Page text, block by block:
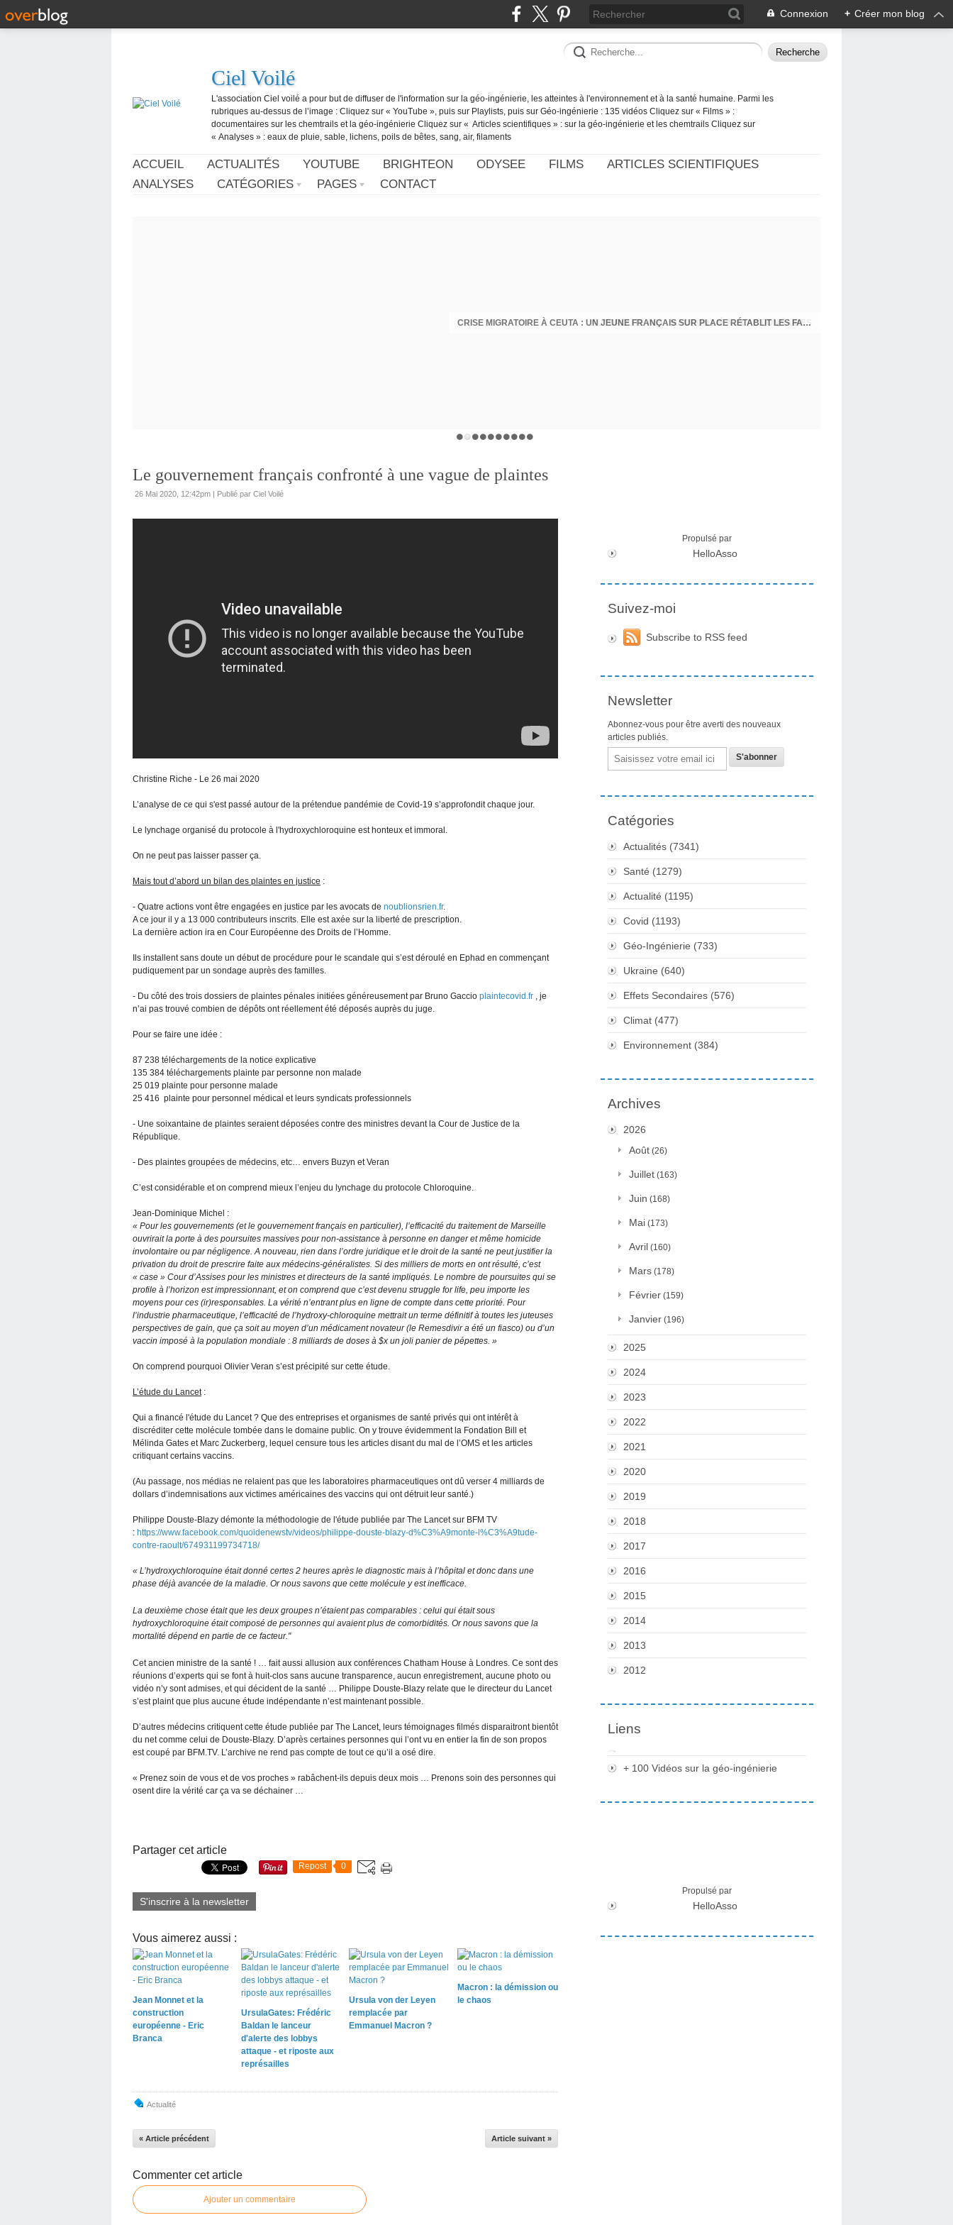
Connexion + Créer mon blog
Ciel Voilé
L'association Ciel voilé a pour but de diffuser de l'information sur la géo-ingénierie, les atteintes à l'environnement et à la santé humaine. Parmi les
rubriques au-dessus de l’image : Cliquez sur « YouTube », puis sur Playlists, puis sur Géo-ingénierie : 135 vidéos Cliquez sur « Films » :
documentaires sur les chemtrails et la géo-ingénierie Cliquez sur « Articles scientifiques » : sur la géo-ingénierie et les chemtrails Cliquez sur
« Analyses » : eaux de pluie, sable, lichens, poils de bêtes, sang, air, filaments
ACCUEIL ACTUALITÉS YOUTUBE BRIGHTEON ODYSEE FILMS
ARTICLES SCIENTIFIQUES
ANALYSES
CATÉGORIES PAGES CONTACT
CRISE MIGRATOIRE À CEUTA : UN JEUNE FRANÇAIS SUR PLACE RÉTABLIT LES FAITS ! - RAPHAËL AYMA
Le gouvernement français confronté à une vague de plaintes
26 Mai 2020, 12:42pm | Publié par Ciel Voilé
Christine Riche - Le 26 mai 2020
L’analyse de ce qui s'est passé autour de la prétendue pandémie de Covid-19 s’approfondit chaque jour.
Le lynchage organisé du protocole à l'hydroxychloroquine est honteux et immoral.
On ne peut pas laisser passer ça.
Mais tout d’abord un bilan des plaintes en justice :
- Quatre actions vont être engagées en justice par les avocats de noublionsrien.fr.
A ce jour il y a 13 000 contributeurs inscrits. Elle est axée sur la liberté de prescription.
La dernière action ira en Cour Européenne des Droits de l’Homme.
Ils installent sans doute un début de procédure pour le scandale qui s’est déroulé en Ephad en commençant
pudiquement par un sondage auprès des familles.
- Du côté des trois dossiers de plaintes pénales initiées généreusement par Bruno Gaccio plaintecovid.fr , je
n’ai pas trouvé combien de dépôts ont réellement été déposés auprès du juge.
Pour se faire une idée :
87 238 téléchargements de la notice explicative
135 384 téléchargements plainte par personne non malade
25 019 plainte pour personne malade
25 416 plainte pour personnel médical et leurs syndicats professionnels
- Une soixantaine de plaintes seraient déposées contre des ministres devant la Cour de Justice de la
République.
- Des plaintes groupées de médecins, etc… envers Buzyn et Veran
C’est considérable et on comprend mieux l’enjeu du lynchage du protocole Chloroquine.
Jean-Dominique Michel :
« Pour les gouvernements (et le gouvernement français en particulier), l’efficacité du traitement de Marseille
ouvrirait la porte à des poursuites massives pour non-assistance à personne en danger et même homicide
involontaire ou par négligence. A nouveau, rien dans l’ordre juridique et le droit de la santé ne peut justifier la
privation du droit de prescrire faite aux médecins-généralistes. Si des milliers de morts en ont résulté, c’est
« case » Cour d’Assises pour les ministres et directeurs de la santé impliqués. Le nombre de poursuites qui se
profile à l’horizon est impressionnant, et on comprend que c’est devenu struggle for life, peu importe les
moyens pour ces (ir)responsables. La vérité n’entrant plus en ligne de compte dans cette priorité. Pour
l’industrie pharmaceutique, l’efficacité de l’hydroxy-chloroquine mettrait un terme définitif à toutes les juteuses
perspectives de gain, que ça soit au moyen d’un médicament novateur (le Remesdivir a été un fiasco) ou d’un
vaccin imposé à la population mondiale : 8 milliards de doses à $x un joli panier de pépettes. »
On comprend pourquoi Olivier Veran s’est précipité sur cette étude.
L’étude du Lancet:
Qui a financé l'étude du Lancet ? Que des entreprises et organismes de santé privés qui ont intérêt à
discréditer cette molécule tombée dans le domaine public. On y trouve évidemment la Fondation Bill et
Mélinda Gates et Marc Zuckerberg, lequel censure tous les articles disant du mal de l’OMS et les articles
critiquant certains vaccins.
(Au passage, nos médias ne relaient pas que les laboratoires pharmaceutiques ont dû verser 4 milliards de
dollars d’indemnisations aux victimes américaines des vaccins qui ont détruit leur santé.)
Philippe Douste-Blazy démonte la méthodologie de l'étude publiée par The Lancet sur BFM TV
: https://www.facebook.com/quoidenewstv/videos/philippe-douste-blazy-d%C3%A9monte-l%C3%A9tude-
contre-raoult/674931199734718/
« L’hydroxychloroquine était donné certes 2 heures après le diagnostic mais à l’hôpital et donc dans une
phase déjà avancée de la maladie. Or nous savons que cette molécule y est inefficace.
La deuxième chose était que les deux groupes n’étaient pas comparables : celui qui était sous
hydroxychloroquine était composé de personnes qui avaient plus de comorbidités. Or nous savons que la
mortalité dépend en partie de ce facteur."
Cet ancien ministre de la santé ! … fait aussi allusion aux conférences Chatham House à Londres. Ce sont des
réunions d’experts qui se font à huit-clos sans aucune transparence, aucun enregistrement, aucune photo ou
vidéo n’y sont admises, et qui décident de la santé … Philippe Douste-Blazy relate que le directeur du Lancet
s’est plaint que plus aucune étude indépendante n’est maintenant possible.
D’autres médecins critiquent cette étude publiée par The Lancet, leurs témoignages filmés disparaitront bientôt
du net comme celui de Douste-Blazy. D’après certaines personnes qui l’ont vu en entier la fin de son propos
est coupé par BFM.TV. L’archive ne rend pas compte de tout ce qu’il a osé dire.
« Prenez soin de vous et de vos proches » rabâchent-ils depuis deux mois … Prenons soin des personnes qui
osent dire la vérité car ça va se déchainer …
Partager cet article
Repost 0
S'inscrire à la newsletter
Vous aimerez aussi :
Jean Monnet et la
construction
européenne - Eric
Branca
UrsulaGates: Frédéric
Baldan le lanceur
d'alerte des lobbys
attaque - et riposte aux
représailles
Ursula von der Leyen
remplacée par
Emmanuel Macron ?
Macron : la démission ou
le chaos
Actualité
« Article précédent Article suivant »
Commenter cet article
Ajouter un commentaire
Propulsé par
HelloAsso
Suivez-moi
Subscribe to RSS feed
Newsletter
Abonnez-vous pour être averti des nouveaux
articles publiés.
Email
Catégories
Actualités (7341)
Santé (1279)
Actualité (1195)
Covid (1193)
Géo-Ingénierie (733)
Ukraine (640)
Effets Secondaires (576)
Climat (477)
Environnement (384)
Archives
2026
Août (26)
Juillet (163)
Juin (168)
Mai (173)
Avril (160)
Mars (178)
Février (159)
Janvier (196)
2025
2024
2023
2022
2021
2020
2019
2018
2017
2016
2015
2014
2013
2012
Liens
+ 100 Vidéos sur la géo-ingénierie
Propulsé par
HelloAsso